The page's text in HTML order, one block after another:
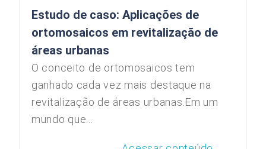
Estudo de caso: Aplicações de
ortomosaicos em revitalização de
áreas urbanas
O conceito de ortomosaicos tem
ganhado cada vez mais destaque na
revitalização de áreas urbanas.Em um
mundo que...